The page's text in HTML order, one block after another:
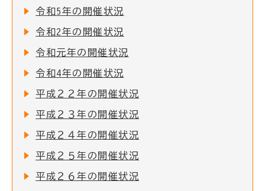
令和5年の開催状況
令和2年の開催状況
令和元年の開催状況
令和4年の開催状況
平成２２年の開催状況
平成２３年の開催状況
平成２４年の開催状況
平成２５年の開催状況
平成２６年の開催状況